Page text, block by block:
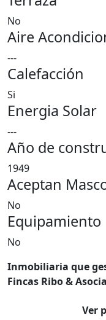
No
Aire
---
Calefacción
Si
Energia Solar
---
Año de
1949
Aceptan
No
Equipamiento
No
Inmobiliaria que
Fincas Ribo &
Ver